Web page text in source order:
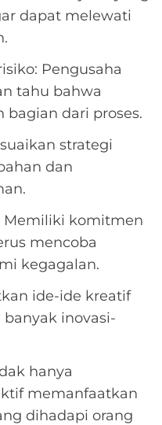
dapat melewati
Pengusaha
tahu bahwa
bagian dari proses.
strategi
dan
Memiliki komitmen
mencoba
kegagalan.
ide-ide kreatif
inovasi-
hanya
memanfaatkan
dihadapi orang